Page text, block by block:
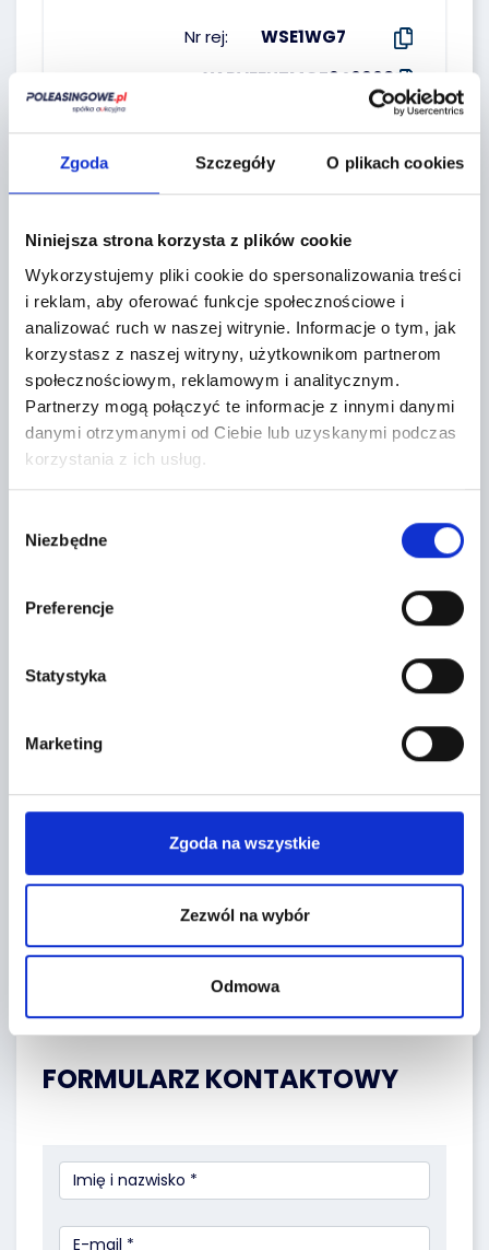
Zgoda Szczegóły O plikach cookies
Niniejsza strona korzysta z plików cookie
Wykorzystujemy pliki cookie do spersonalizowania treści
i reklam, aby oferować funkcje społecznościowe i
analizować ruch w naszej witrynie. Informacje o tym, jak
korzystasz z naszej witryny, użytkownikom partnerom
społecznościowym, reklamowym i analitycznym.
Partnerzy mogą połączyć te informacje z innymi danymi
danymi otrzymanymi od Ciebie lub uzyskanymi podczas
korzystania z ich usług.
zgody
Niezbędne
Preferencje
Statystyka
Marketing
Zgoda na wszystkie
Zezwól na wybór
Odmowa
Nr rej:
WSE1WG7
YARVEEHTMGZ246968
Data pierwszej
WŁAŚCICIEL :
PEKAO LEASING SP Z O. O.
Regulaminy sprzedawcy
Tarczyn,
−
FORMULARZ KONTAKTOWY